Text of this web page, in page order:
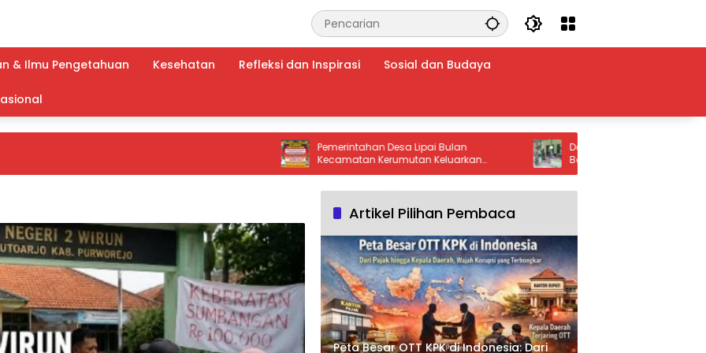
& Ilmu Pengetahuan Kesehatan Refleksi dan Inspirasi Sosial dan Budaya
Pemerintahan Desa Lipai Bulan
Kecamatan Kerumutan Keluarkan
Peringatan Keras: Stop Setrum Ikan dan
Dari Rumah Rapuh Menjadi
Baru, Senyum Ibu Jumsina
Makna TMMD bagi Warga Batu
Artikel Pilihan Pembaca
Peta Besar OTT KPK di Indonesia: Dari